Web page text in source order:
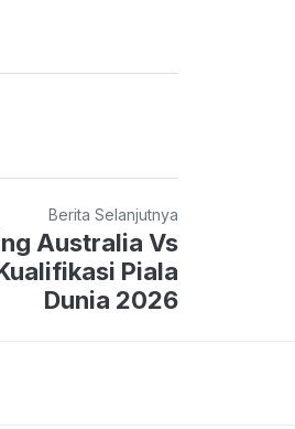
Berita Selanjutnya
Australia Vs
Piala
Dunia 2026